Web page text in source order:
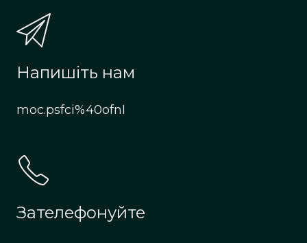
Напишіть нам
moc.psfci%40ofnI
Зателефонуйте